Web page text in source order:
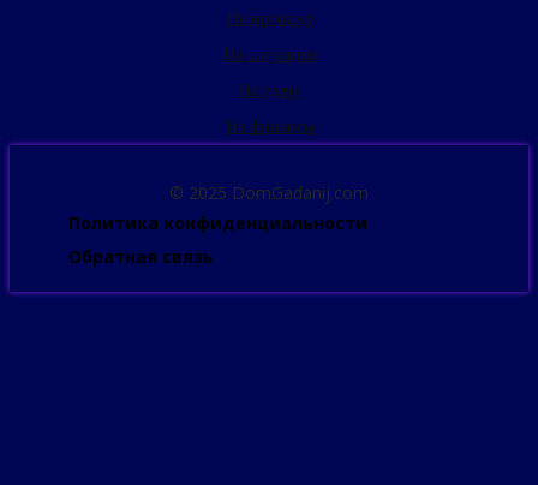
На пропажу
На ситуацию
На удачу
На финансы
© 2025 DomGadanij.com
Политика конфиденциальности
Обратная связь